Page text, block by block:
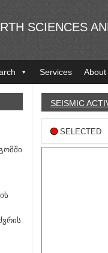
SCIENCES
Services About
SEISMIC
SELECTED